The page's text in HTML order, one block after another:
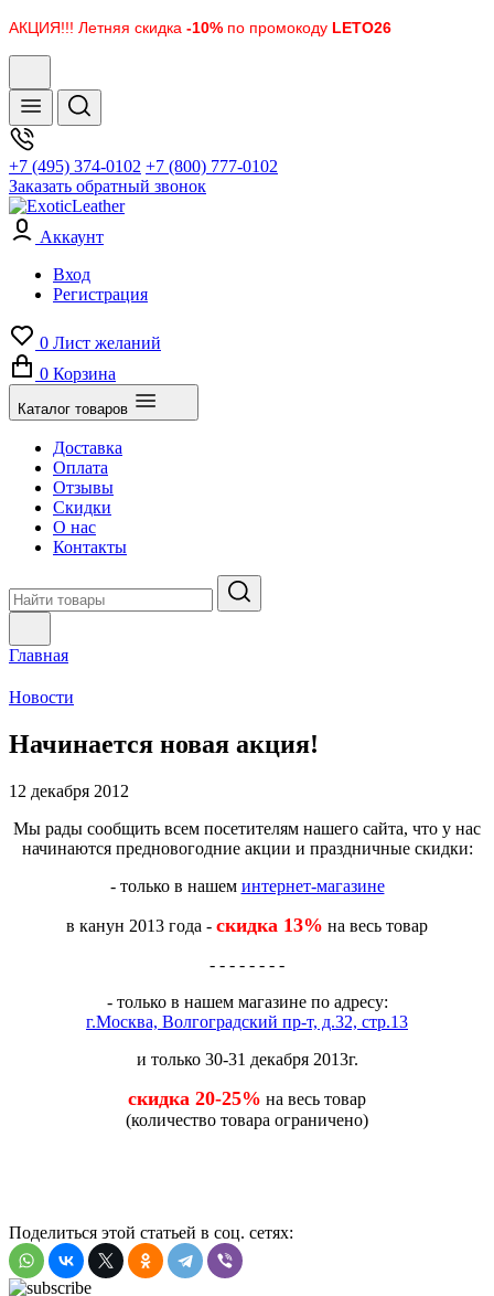
АКЦИЯ!!! Летняя скидка -10% по промокоду LETO26
+7 (495) 374-0102 +7 (800) 777-0102
Заказать обратный звонок
Аккаунт
Вход
Регистрация
0 Лист желаний
0 Корзина
Каталог товаров
Доставка
Оплата
Отзывы
Скидки
О нас
Контакты
Главная
Новости
Начинается новая акция!
12 декабря 2012
Мы рады сообщить всем посетителям нашего сайта, что у нас
начинаются предновогодние акции и праздничные скидки:
- только в нашем интернет-магазине
в канун 2013 года - скидка 13% на весь товар
- - - - - - - -
- только в нашем магазине по адресу:
г.Москва, Волгоградский пр-т, д.32, стр.13
и только 30-31 декабря 2013г.
скидка 20-25% на весь товар
(количество товара ограничено)
Поделиться этой статьей в соц. сетях: